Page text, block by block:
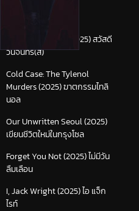
Happy Mondays (2025) สวัสดี
วันจันทร์(ส)
Cold Case: The Tylenol
Murders (2025) ฆาตกรรมไทลิ
นอล
Our Unwritten Seoul (2025)
เขียนชีวิตใหม่ในกรุงโซล
Forget You Not (2025) ไม่มีวัน
ลืมเลือน
I, Jack Wright (2025) ไอ แจ็ก
ไรท์